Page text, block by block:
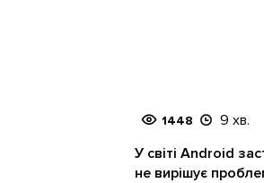
1448 9 хв.
У світі Android
не вирішує